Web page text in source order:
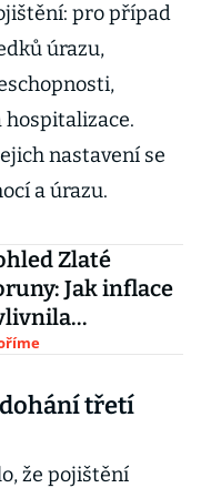
pro případ
úrazu,
hospitalizace.
nastavení se
a úrazu.
Zlaté
Jak inflace
třetí
že pojištění